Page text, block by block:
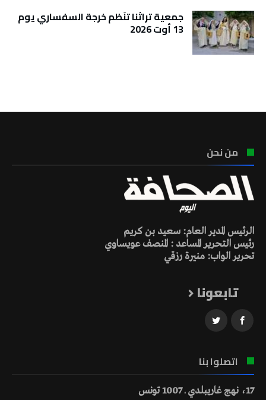
جمعية تراثنا تنَظم خرجة السفساري يوم
13 أوت 2026
من نحن
الرئيس المدير العام: سعيد بن كريم
رئيس التحرير المساعد : المنصف عويساوي
تحرير الواب: منيرة رزقي
تابعونا
اتصلوا بنا
17، نهج غاريبلدي ـ 1007 تونس